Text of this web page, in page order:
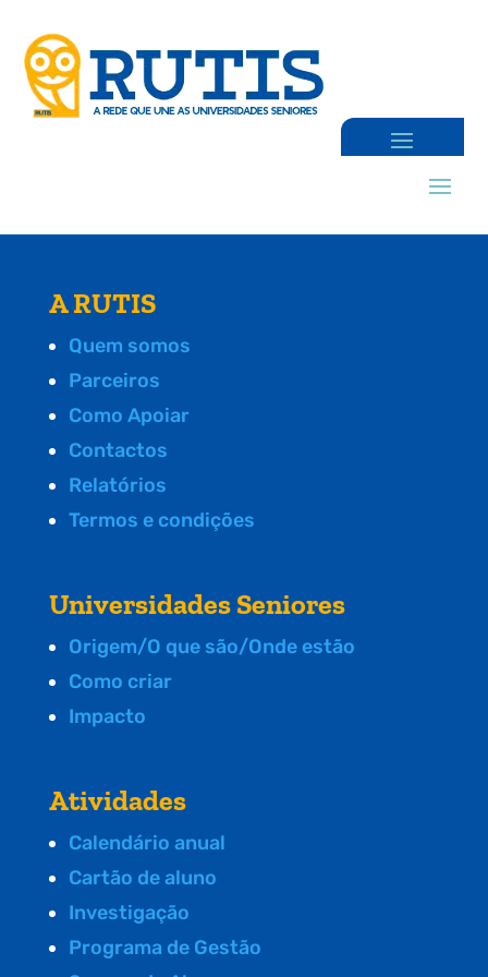
A RUTIS
Quem somos
Parceiros
Como Apoiar
Contactos
Relatórios
Termos e condições
Universidades Seniores
Origem/O que são/Onde estão
Como criar
Impacto
Atividades
Calendário anual
Cartão de aluno
Investigação
Programa de Gestão